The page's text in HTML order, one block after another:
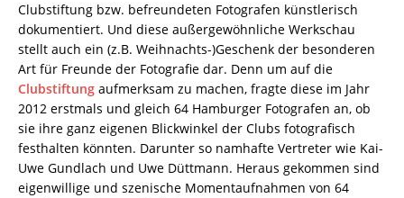
Clubstiftung bzw. befreundeten Fotografen künstlerisch
dokumentiert. Und diese außergewöhnliche Werkschau
stellt auch ein (z.B. Weihnachts-)Geschenk der besonderen
Art für Freunde der Fotografie dar. Denn um auf die
Clubstiftung aufmerksam zu machen, fragte diese im Jahr
2012 erstmals und gleich 64 Hamburger Fotografen an, ob
sie ihre ganz eigenen Blickwinkel der Clubs fotografisch
festhalten könnten. Darunter so namhafte Vertreter wie Kai-
Uwe Gundlach und Uwe Düttmann. Heraus gekommen sind
eigenwillige und szenische Momentaufnahmen von 64